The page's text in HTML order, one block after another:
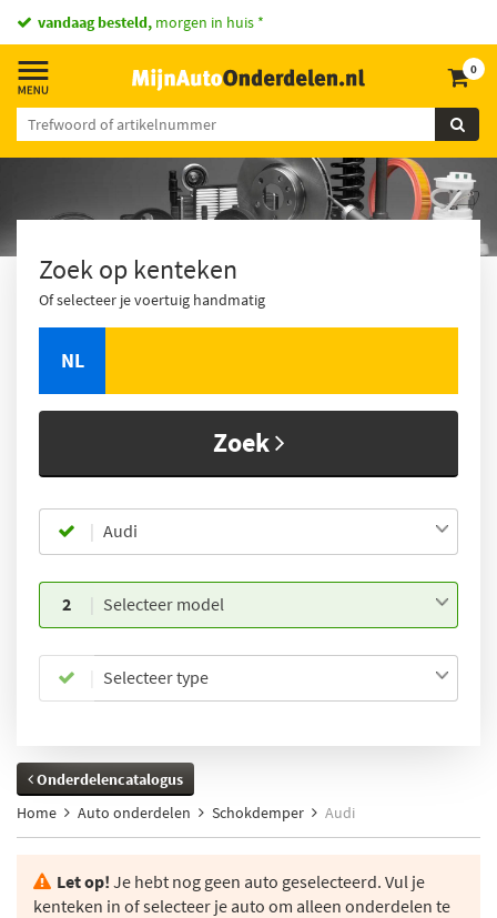
vandaag besteld, morgen in huis *
0
Zoek op kenteken
Of selecteer je voertuig handmatig
NL
Zoek
Audi
2 Selecteer model
Selecteer type
Onderdelencatalogus
Home
Auto onderdelen Schokdemper Audi
Let op! Je hebt nog geen auto geselecteerd. Vul je
kenteken in of selecteer je auto om alleen onderdelen te